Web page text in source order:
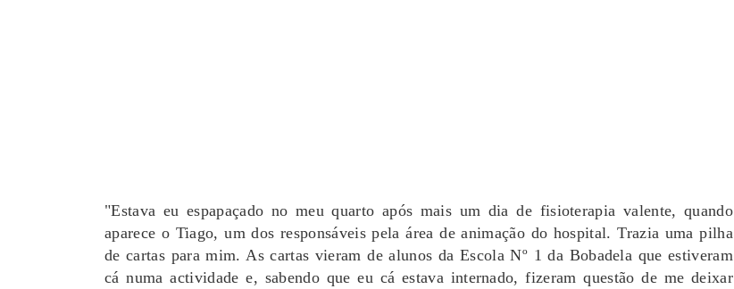
"Estava eu espapaçado no meu quarto após mais um dia de fisioterapia valente, quando
aparece o Tiago, um dos responsáveis pela área de animação do hospital. Trazia uma pilha
de cartas para mim. As cartas vieram de alunos da Escola Nº 1 da Bobadela que estiveram
cá numa actividade e, sabendo que eu cá estava internado, fizeram questão de me deixar